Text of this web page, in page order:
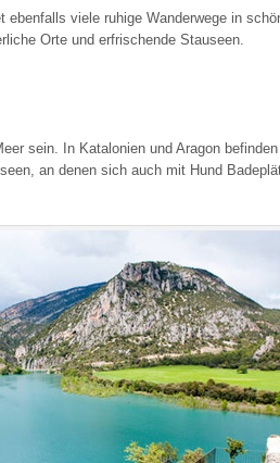
ebenfalls viele ruhige Wanderwege in
Orte und erfrischende Stauseen.
sein. In Katalonien und Aragon
an denen sich auch mit Hund